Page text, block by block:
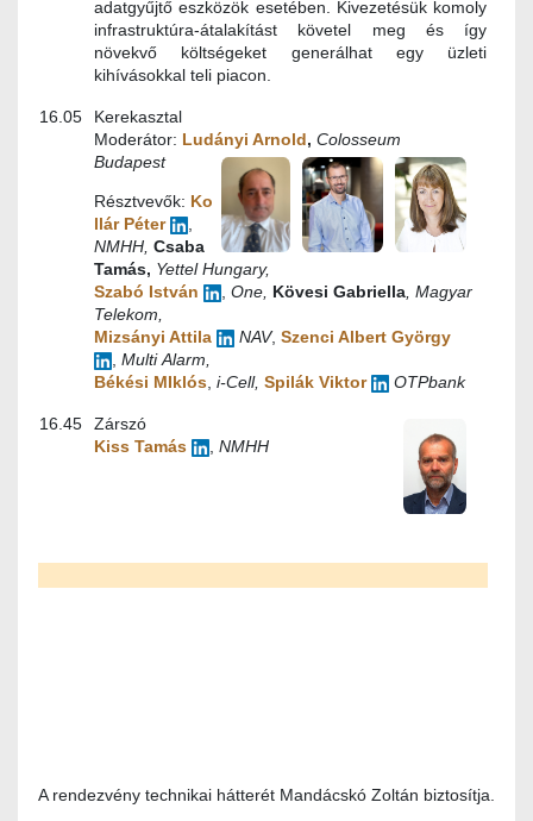
adatgyűjtő eszközök esetében. Kivezetésük komoly
infrastruktúra-átalakítást követel meg és így
növekvő költségeket generálhat egy üzleti
kihívásokkal teli piacon.
16.05
Kerekasztal
Moderátor: Ludányi Arnold, Colosseum
Budapest
Résztvevők: Ko
llár Péter
,
NMHH, Csaba
Tamás, Yettel Hungary,
Szabó István
, One, Kövesi Gabriella, Magyar
Telekom,
Mizsányi Attila
NAV, Szenci Albert György
, Multi Alarm,
Békési MIklós, i-Cell, Spilák Viktor OTPbank
16.45
Zárszó
Kiss Tamás
, NMHH
A rendezvény technikai hátterét Mandácskó Zoltán biztosítja.